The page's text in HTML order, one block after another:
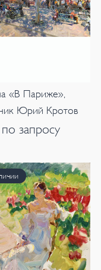
«В Париже»,
Юрий Кротов
запросу